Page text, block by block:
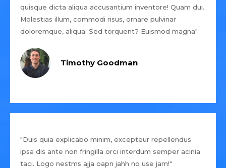
quisque dicta aliqua accusantium inventore! Quam dui.
Molestias illum, commodi risus, ornare pulvinar
doloremque, aliqua. Sed torquent? Euismod magna".
Timothy Goodman
"Duis quia explicabo minim, excepteur repellendus
ipsa dis ante non fringilla orci interdum semper acinia
taci. Logo nestms ajja oapn jahh no use jam!"